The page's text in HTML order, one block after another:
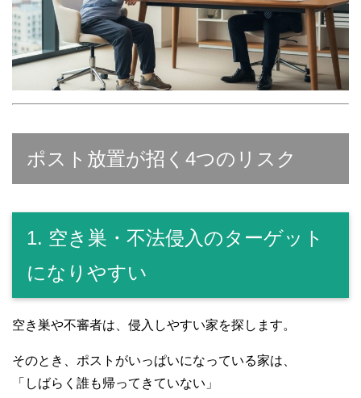
ポスト放置が招く4つのリスク
1. 空き巣・不法侵入のターゲット
になりやすい
空き巣や不審者は、侵入しやすい家を探します。
そのとき、ポストがいっぱいになっている家は、
「しばらく誰も帰ってきていない」